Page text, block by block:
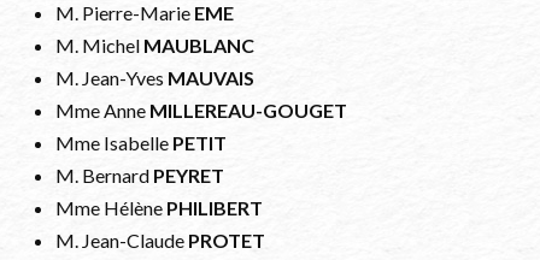
M. Pierre-Marie EME
M. Michel MAUBLANC
M. Jean-Yves MAUVAIS
Mme Anne MILLEREAU-GOUGET
Mme Isabelle PETIT
M. Bernard PEYRET
Mme Hélène PHILIBERT
M. Jean-Claude PROTET